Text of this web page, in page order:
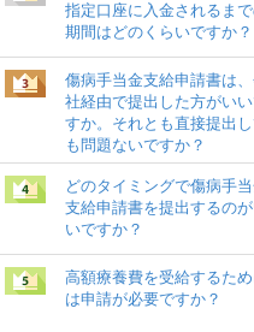
指定口座に入金されるま
期間はどのくらいですか？
傷病手当金支給申請書は
社経由で提出した方がい
すか。それとも直接提出
も問題ないですか？
どのタイミングで傷病手
支給申請書を提出するの
いですか？
高額療養費を受給するた
は申請が必要ですか？